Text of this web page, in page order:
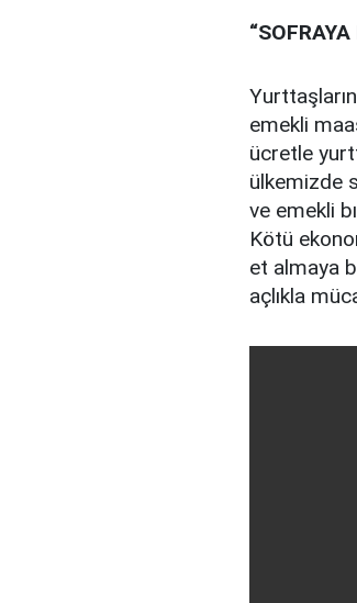
emekli
ücretle
ülkemizde
ve emekli
Kötü
et almaya
açlıkla